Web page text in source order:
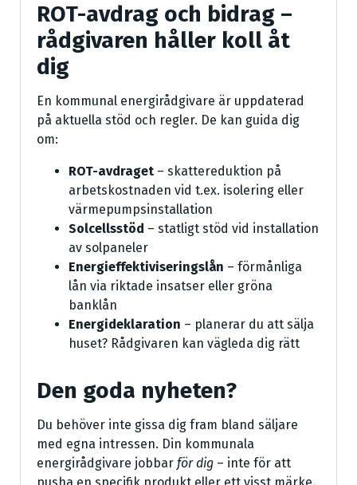
ROT-avdrag och bidrag –
rådgivaren håller koll åt
dig
En kommunal energirådgivare är uppdaterad
på aktuella stöd och regler. De kan guida dig
om:
ROT-avdraget – skattereduktion på
arbetskostnaden vid t.ex. isolering eller
värmepumpsinstallation
Solcellsstöd – statligt stöd vid installation
av solpaneler
Energieffektiviseringslån – förmånliga
lån via riktade insatser eller gröna
banklån
Energideklaration – planerar du att sälja
huset? Rådgivaren kan vägleda dig rätt
Den goda nyheten?
Du behöver inte gissa dig fram bland säljare
med egna intressen. Din kommunala
energirådgivare jobbar för dig – inte för att